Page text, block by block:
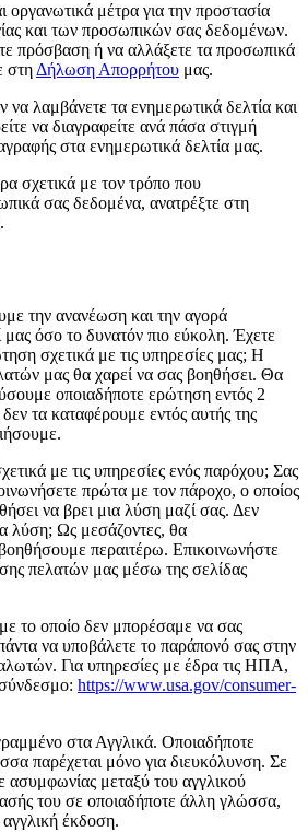
οργανωτικά μέτρα για την προστασία
και των προσωπικών σας δεδομένων.
πρόσβαση ή να αλλάξετε τα προσωπικά
στηΔήλωση Απορρήτου μας.
να λαμβάνετε τα ενημερωτικά δελτία και
να διαγραφείτε ανά πάσα στιγμή
στα ενημερωτικά δελτία μας.
σχετικά με τον τρόπο που
σας δεδομένα, ανατρέξτε στη
την ανανέωση και την αγορά
όσο το δυνατόν πιο εύκολη. Έχετε
σχετικά με τις υπηρεσίες μας; Η
μας θα χαρεί να σας βοηθήσει. Θα
οποιαδήποτε ερώτηση εντός 2
τα καταφέρουμε εντός αυτής της
με τις υπηρεσίες ενός παρόχου; Σας
πρώτα με τον πάροχο, ο οποίος
να βρει μια λύση μαζί σας. Δεν
λύση; Ως μεσάζοντες, θα
περαιτέρω. Επικοινωνήστε
πελατών μας μέσω της σελίδας
το οποίο δεν μπορέσαμε να σας
να υποβάλετε το παράπονό σας στην
Για υπηρεσίες με έδρα τις ΗΠΑ,
https://www.usa.gov/consumer-
στα Αγγλικά. Οποιαδήποτε
παρέχεται μόνο για διευκόλυνση. Σε
ασυμφωνίας μεταξύ του αγγλικού
του σε οποιαδήποτε άλλη γλώσσα,
έκδοση.